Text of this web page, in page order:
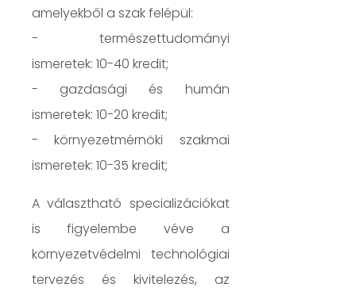
amelyekből a szak felépül:
- természettudományi
ismeretek: 10-40 kredit;
- gazdasági és humán
ismeretek: 10-20 kredit;
- környezetmérnöki szakmai
ismeretek: 10-35 kredit;
A választható specializációkat
is figyelembe véve a
környezetvédelmi technológiai
tervezés és kivitelezés, az